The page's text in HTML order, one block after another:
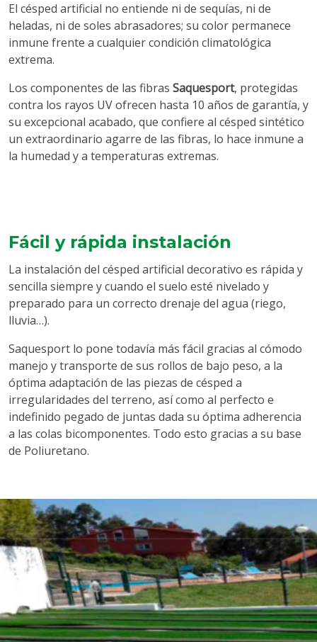
El césped artificial no entiende ni de sequías, ni de
heladas, ni de soles abrasadores; su color permanece
inmune frente a cualquier condición climatológica
extrema.
Los componentes de las fibras Saquesport, protegidas
contra los rayos UV ofrecen hasta 10 años de garantía, y
su excepcional acabado, que confiere al césped sintético
un extraordinario agarre de las fibras, lo hace inmune a
la humedad y a temperaturas extremas.
Fácil y rápida instalación
La instalación del césped artificial decorativo es rápida y
sencilla siempre y cuando el suelo esté nivelado y
preparado para un correcto drenaje del agua (riego,
lluvia…).
Saquesport lo pone todavía más fácil gracias al cómodo
manejo y transporte de sus rollos de bajo peso, a la
óptima adaptación de las piezas de césped a
irregularidades del terreno, así como al perfecto e
indefinido pegado de juntas dada su óptima adherencia
a las colas bicomponentes. Todo esto gracias a su base
de Poliuretano.